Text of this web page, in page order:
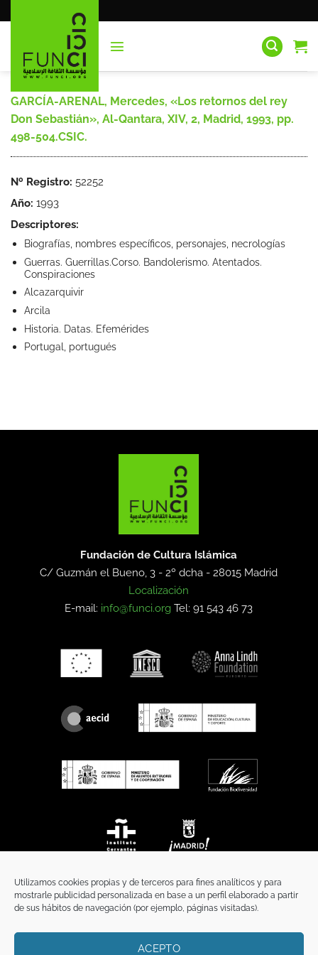
Utilizamos cookies propias y de terceros para fines analíticos y para
mostrarle publicidad personalizada en base a un perfil elaborado a partir
de sus hábitos de navegación (por ejemplo, páginas visitadas).
ACEPTO
al
GARCÍA-ARENAL, Mercedes, «Los retornos del rey
Don Sebastián», Al-Qantara, XIV, 2, Madrid, 1993, pp.
498-504.CSIC.
Nº Registro: 52252
Año: 1993
Descriptores:
Biografías, nombres específicos, personajes, necrologías
Guerras. Guerrillas.Corso. Bandolerismo. Atentados.
Conspiraciones
Alcazarquivir
Arcila
Historia. Datas. Efemérides
Portugal, portugués
Fundación de Cultura Islámica
C/ Guzmán el Bueno, 3 - 2º dcha -28015 Madrid
Localización
E-mail: info@funci.org Tel: 91 543 46 73